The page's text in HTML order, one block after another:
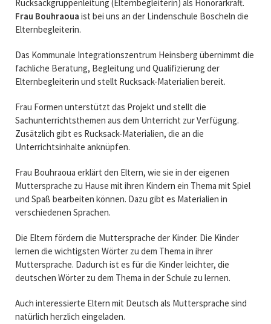
Rucksackgruppenleitung (Elternbegleiterin) als Honorarkraft.
Frau Bouhraoua ist bei uns an der Lindenschule Boscheln die
Elternbegleiterin.
Das Kommunale Integrationszentrum Heinsberg übernimmt die
fachliche Beratung, Begleitung und Qualifizierung der
Elternbegleiterin und stellt Rucksack-Materialien bereit.
Frau Formen unterstützt das Projekt und stellt die
Sachunterrichtsthemen aus dem Unterricht zur Verfügung.
Zusätzlich gibt es Rucksack-Materialien, die an die
Unterrichtsinhalte anknüpfen.
Frau Bouhraoua erklärt den Eltern, wie sie in der eigenen
Muttersprache zu Hause mit ihren Kindern ein Thema mit Spiel
und Spaß bearbeiten können. Dazu gibt es Materialien in
verschiedenen Sprachen.
Die Eltern fördern die Muttersprache der Kinder. Die Kinder
lernen die wichtigsten Wörter zu dem Thema in ihrer
Muttersprache. Dadurch ist es für die Kinder leichter, die
deutschen Wörter zu dem Thema in der Schule zu lernen.
Auch interessierte Eltern mit Deutsch als Muttersprache sind
natürlich herzlich eingeladen.